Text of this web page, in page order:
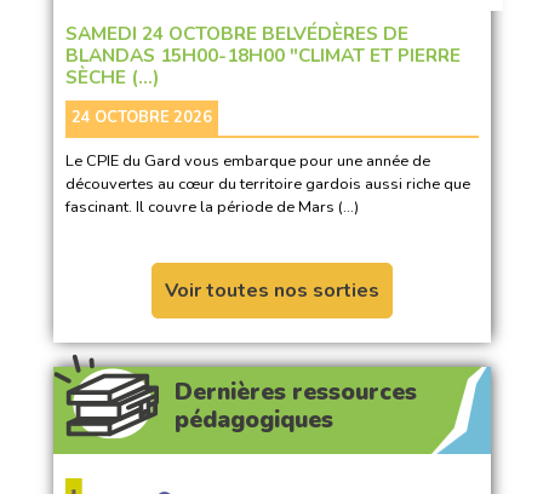
SAMEDI 24 OCTOBRE BELVÉDÈRES DE
BLANDAS 15H00-18H00 "CLIMAT ET PIERRE
SÈCHE (…)
24 OCTOBRE 2026
Le CPIE du Gard vous embarque pour une année de
découvertes au cœur du territoire gardois aussi riche que
fascinant. Il couvre la période de Mars (…)
Voir toutes nos sorties
Dernières ressources
pédagogiques